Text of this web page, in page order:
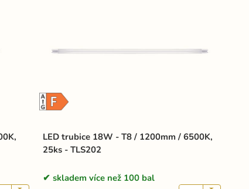
LED trubice 18W - T8 / 1200mm / 6500K,
25ks - TLS202
skladem více než 100 bal